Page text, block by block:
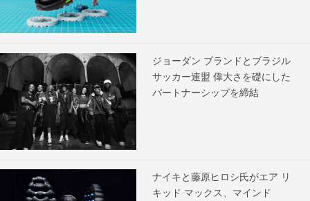
ジョーダン ブランドとブラジル
サッカー連盟 偉大さを礎にした
パートナーシップを締結
ナイキと藤原ヒロシ氏がエア リ
キッド マックス、マインド